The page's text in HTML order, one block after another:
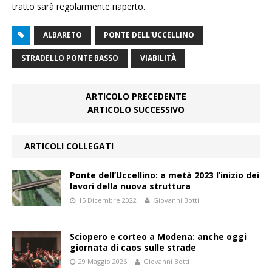
tratto sarà regolarmente riaperto.
ALBARETO PONTE DELL'UCCELLINO
STRADELLO PONTE BASSO VIABILITÀ
ARTICOLO PRECEDENTE
ARTICOLO SUCCESSIVO
ARTICOLI COLLEGATI
Ponte dell’Uccellino: a metà 2023 l’inizio dei
lavori della nuova struttura
15 Dicembre 2022 Giovanni Botti
Sciopero e corteo a Modena: anche oggi
giornata di caos sulle strade
29 Maggio 2026 Giovanni Botti